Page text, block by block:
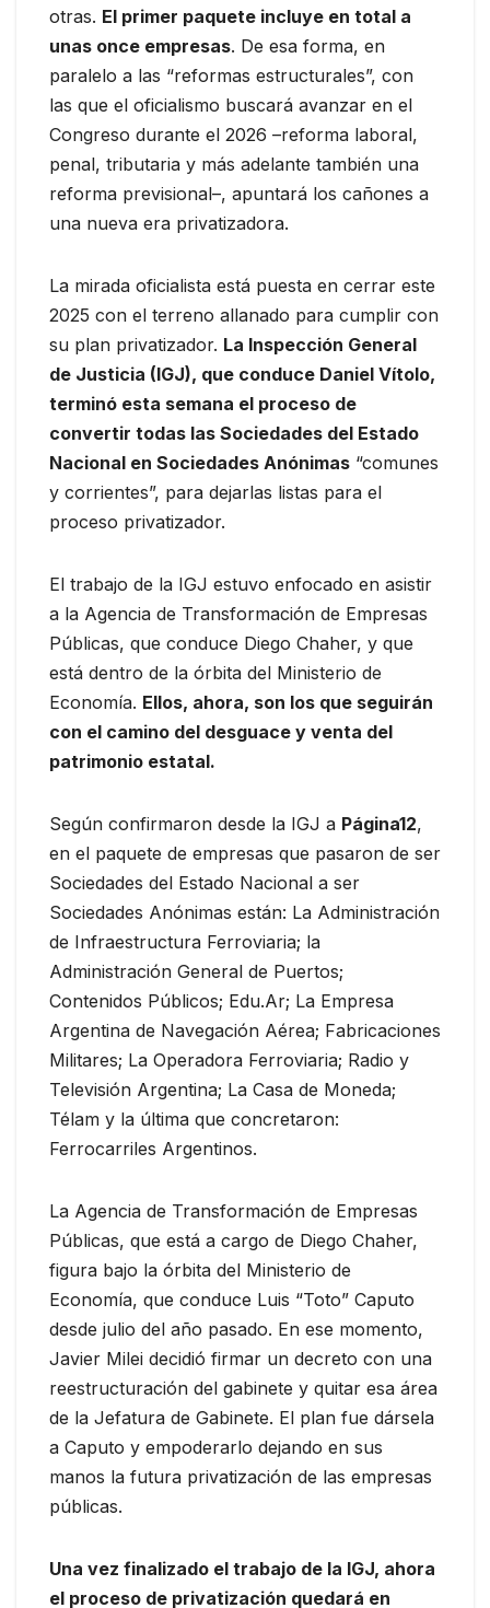
otras. El primer paquete incluye en total a
unas once empresas. De esa forma, en
paralelo a las “reformas estructurales”, con
las que el oficialismo buscará avanzar en el
Congreso durante el 2026 –reforma laboral,
penal, tributaria y más adelante también una
reforma previsional–, apuntará los cañones a
una nueva era privatizadora.
La mirada oficialista está puesta en cerrar este
2025 con el terreno allanado para cumplir con
su plan privatizador. La Inspección General
de Justicia (IGJ), que conduce Daniel Vítolo,
terminó esta semana el proceso de
convertir todas las Sociedades del Estado
Nacional en Sociedades Anónimas “comunes
y corrientes”, para dejarlas listas para el
proceso privatizador.
El trabajo de la IGJ estuvo enfocado en asistir
a la Agencia de Transformación de Empresas
Públicas, que conduce Diego Chaher, y que
está dentro de la órbita del Ministerio de
Economía. Ellos, ahora, son los que seguirán
con el camino del desguace y venta del
patrimonio estatal.
Según confirmaron desde la IGJ a Página12,
en el paquete de empresas que pasaron de ser
Sociedades del Estado Nacional a ser
Sociedades Anónimas están: La Administración
de Infraestructura Ferroviaria; la
Administración General de Puertos;
Contenidos Públicos; Edu.Ar; La Empresa
Argentina de Navegación Aérea; Fabricaciones
Militares; La Operadora Ferroviaria; Radio y
Televisión Argentina; La Casa de Moneda;
Télam y la última que concretaron:
Ferrocarriles Argentinos.
La Agencia de Transformación de Empresas
Públicas, que está a cargo de Diego Chaher,
figura bajo la órbita del Ministerio de
Economía, que conduce Luis “Toto” Caputo
desde julio del año pasado. En ese momento,
Javier Milei decidió firmar un decreto con una
reestructuración del gabinete y quitar esa área
de la Jefatura de Gabinete. El plan fue dársela
a Caputo y empoderarlo dejando en sus
manos la futura privatización de las empresas
públicas.
Una vez finalizado el trabajo de la IGJ, ahora
el proceso de privatización quedará en